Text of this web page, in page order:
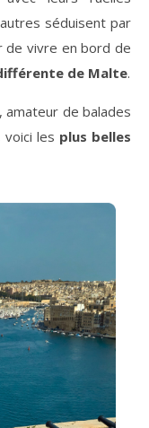
séduisent par
de vivre en bord de
de Malte.
amateur de balades
les plus belles